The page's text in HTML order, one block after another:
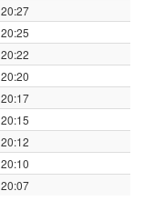
20:27
20:25
20:22
20:20
20:17
20:15
20:12
20:10
20:07